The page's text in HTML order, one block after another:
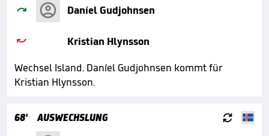
 Daníel Gudjohnsen

Kristian Hlynsson
Wechsel Island. Daníel Gudjohnsen kommt für
Kristian Hlynsson.
68' AUSWECHSLUNG 